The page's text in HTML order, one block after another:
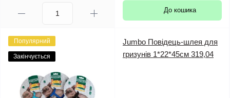
До кошика
Популярний
Закінчується
Jumbo Повідець-шлея для
гризунів 1*22*45см 319,04